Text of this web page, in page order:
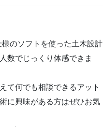
のソフトを使った土木設計
数でじっくり体感できま
て何でも相談できるアット
に興味がある方はぜひお気